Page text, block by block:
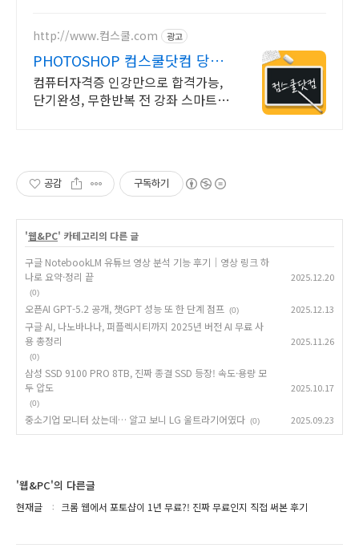
http://www.컴스쿨.com 광고
PHOTOSHOP 컴스쿨닷컴 당일
신청&결제시 기프티콘!
컴퓨터자격증 인강만으로 합격가능,
단기완성, 무한반복 전 강좌 스마트폰
공감 구독하기
'웹&PC' 카테고리의 다른 글
구글 NotebookLM 유튜브 영상 분석 기능 후기｜영상 링크 하
나로 요약·정리 끝
(0)
2025.12.20
오픈AI GPT-5.2 공개, 챗GPT 성능 또 한 단계 점프 (0) 2025.12.13
구글 AI, 나노바나나, 퍼플렉시티까지 2025년 버전 AI 무료 사
용 총정리
(0)
2025.11.26
삼성 SSD 9100 PRO 8TB, 진짜 종결 SSD 등장! 속도·용량 모
두 압도
(0)
2025.10.17
중소기업 모니터 샀는데… 알고 보니 LG 울트라기어였다 (0) 2025.09.23
'웹&PC'의 다른글
현재글 크롬 웹에서 포토샵이 1년 무료?! 진짜 무료인지 직접 써본 후기